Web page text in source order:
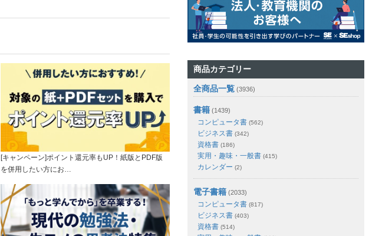
[キャンペーン]ポイント還元率もUP！紙版とPDF版
を併用したい方にお…
商品カテゴリー
全商品一覧 (3936)
書籍 (1439)
コンピュータ書 (562)
ビジネス書 (342)
資格書 (186)
実用・趣味・一般書 (415)
カレンダー (2)
電子書籍 (2033)
コンピュータ書 (817)
ビジネス書 (403)
資格書 (514)